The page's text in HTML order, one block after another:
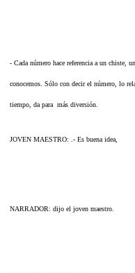
- Cada número hace referencia a un chiste,
conocemos. Sólo con decir el número, lo
tiempo, da para más diversión.
JOVEN MAESTRO: .- Es buena idea,
NARRADOR: dijo el joven maestro.